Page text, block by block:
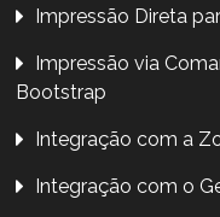
Impressão Direta
Impressão via
Bootstrap
Integração com a
Integração com o